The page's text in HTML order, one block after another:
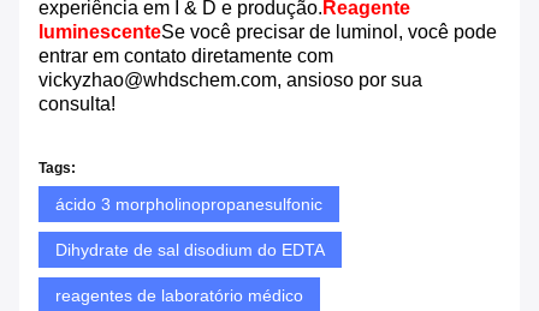
experiência em I & D e produção. Reagente
luminescenteSe você precisar de luminol, você pode
entrar em contato diretamente com
vickyzhao@whdschem.com, ansioso por sua
consulta!
Tags:
ácido 3 morpholinopropanesulfonic
Dihydrate de sal disodium do EDTA
reagentes de laboratório médico